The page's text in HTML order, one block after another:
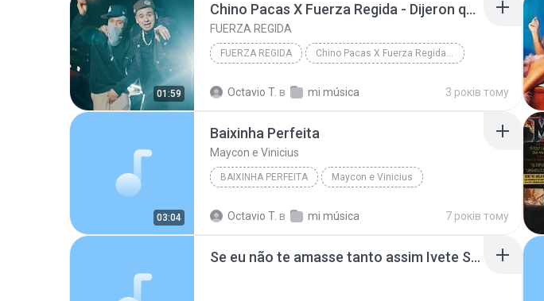
01:59
Chino Pacas X Fuerza Regida - Dijeron que no la iba lograr [ Oficial Video ]
FUERZA REGIDA
FUERZA REGIDA Chino Pacas X Fuerza Regida - Dijeron que no la ib...
Octavio T. в mi música 3 років тому
03:04
Baixinha Perfeita
Maycon e Vinicius
BAIXINHA PERFEITA Maycon e Vinicius
Octavio T. в mi música 7 років тому
Se eu não te amasse tanto assim Ivete Sangalo Música Boa Ao Vivo.MP3.mp3